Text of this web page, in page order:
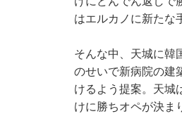
はエルカノに新たな
そんな中、天城に韓
のせいで新病院の建
けるよう提案。天城
けに勝ちオペが決ま